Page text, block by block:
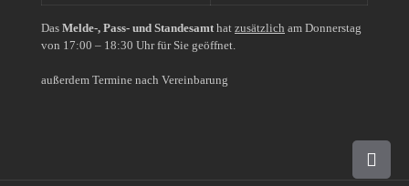
Das Melde-, Pass- und Standesamt hat zusätzlich am Donnerstag
von 17:00 – 18:30 Uhr für Sie geöffnet.
außerdem Termine nach Vereinbarung